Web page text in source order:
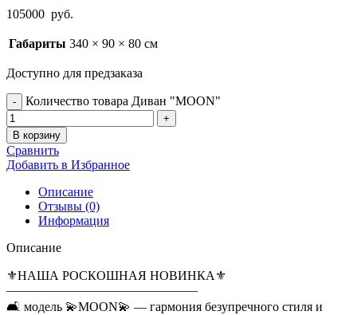
105000 руб.
Габариты 340 × 90 × 80 см
Доступно для предзаказа
Количество товара Диван "MOON"
В корзину
Сравнить
Добавить в Избранное
Описание
Отзывы (0)
Информация
Описание
⚜️НАША РОСКОШНАЯ НОВИНКА⚜️
———————————————
🛋️ модель 💫MOON💫 — гармония безупречного стиля и